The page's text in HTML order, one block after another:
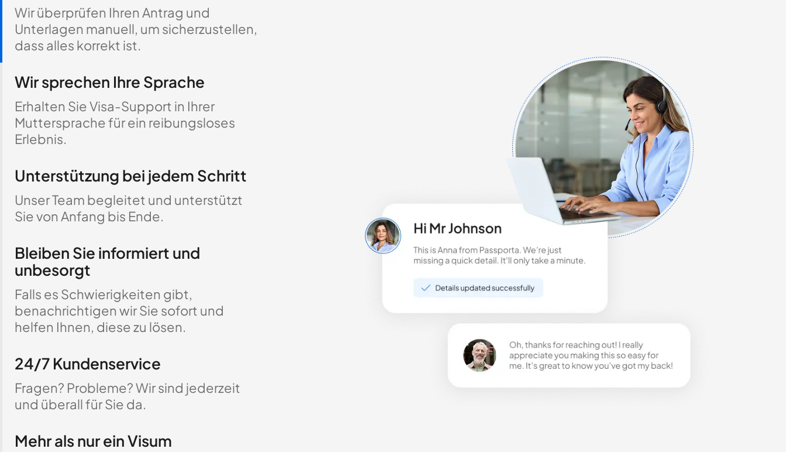
Wir überprüfen Ihren Antrag und
Unterlagen manuell, um sicherzustellen,
dass alles korrekt ist.
Wir sprechen Ihre Sprache
Erhalten Sie Visa-Support in Ihrer
Muttersprache für ein reibungsloses
Erlebnis.
Unterstützung bei jedem Schritt
Unser Team begleitet und unterstützt
Sie von Anfang bis Ende.
Bleiben Sie informiert und
unbesorgt
Falls es Schwierigkeiten gibt,
benachrichtigen wir Sie sofort und
helfen Ihnen, diese zu lösen.
24/7 Kundenservice
Fragen? Probleme? Wir sind jederzeit
und überall für Sie da.
Mehr als nur ein Visum